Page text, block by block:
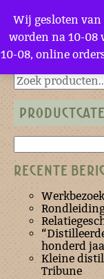
Terug naar de
Zoeken
naar:
RECENTE
honderd
Kleine
Tribune
Wij gesloten
worden na 10-08
10-08, online